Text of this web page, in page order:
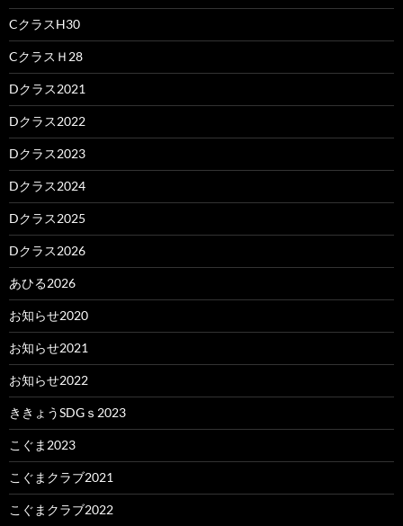
CクラスH30
CクラスＨ28
Dクラス2021
Dクラス2022
Dクラス2023
Dクラス2024
Dクラス2025
Dクラス2026
あひる2026
お知らせ2020
お知らせ2021
お知らせ2022
ききょうSDGｓ2023
こぐま2023
こぐまクラブ2021
こぐまクラブ2022